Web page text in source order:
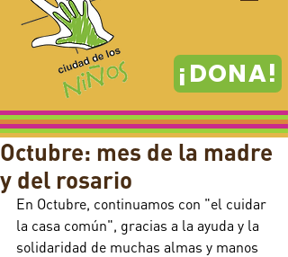
¡DONA!
Octubre: mes de la madre
y del rosario
En Octubre, continuamos con "el cuidar
la casa común", gracias a la ayuda y la
solidaridad de muchas almas y manos